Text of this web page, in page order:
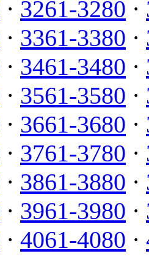
· 3261-3280 ·
· 3361-3380 ·
· 3461-3480 ·
· 3561-3580 ·
· 3661-3680 ·
· 3761-3780 ·
· 3861-3880 ·
· 3961-3980 ·
· 4061-4080 ·